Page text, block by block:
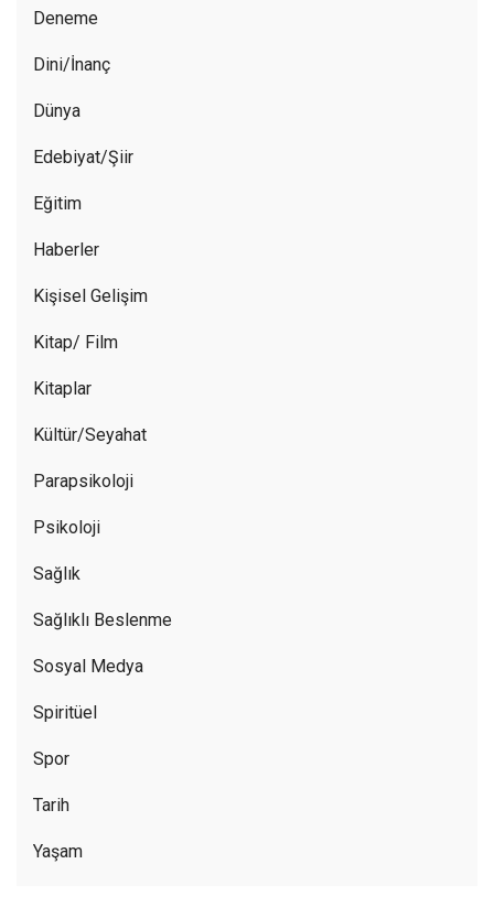
Deneme
Dini/İnanç
Dünya
Edebiyat/Şiir
Eğitim
Haberler
Kişisel Gelişim
Kitap/ Film
Kitaplar
Kültür/Seyahat
Parapsikoloji
Psikoloji
Sağlık
Sağlıklı Beslenme
Sosyal Medya
Spiritüel
Spor
Tarih
Yaşam